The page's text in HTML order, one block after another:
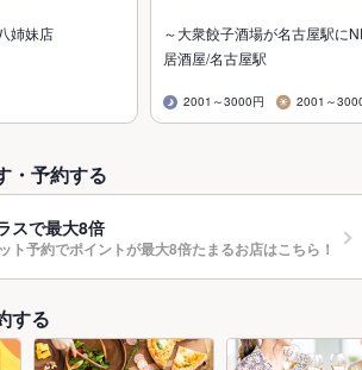
姉妹店
～大衆餃子酒場が名古屋駅に
居酒屋/名古屋駅
2001～3000円 2001～
・予約する
スで最大8倍
ト予約でポイントが最大8倍たまるお店はこちら！
する